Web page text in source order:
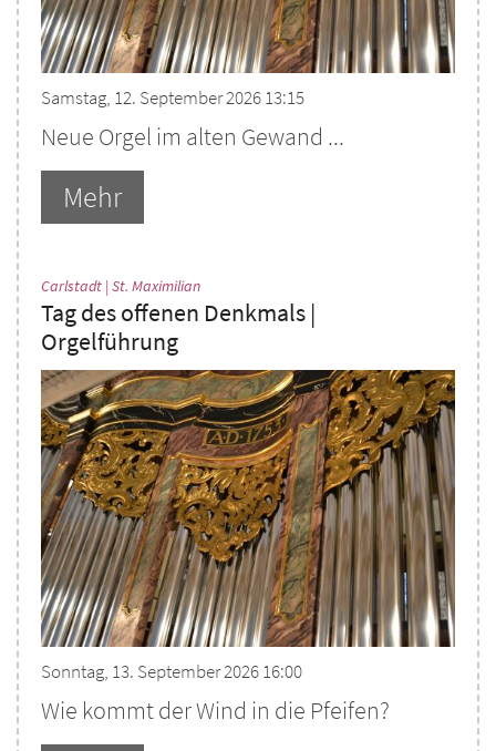
Samstag, 12. September 2026 13:15
Neue Orgel im alten Gewand ...
Mehr
Carlstadt | St. Maximilian:
Tag des offenen Denkmals |
Orgelführung
Sonntag, 13. September 2026 16:00
Wie kommt der Wind in die Pfeifen?